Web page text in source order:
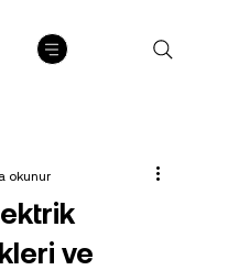
ve
okunur